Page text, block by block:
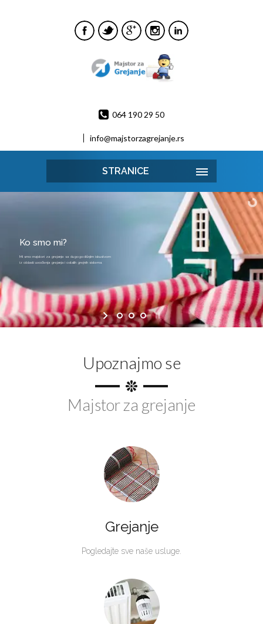
064 190 29 50
info@majstorzagrejanje.rs
STRANICE
Ko smo mi?
Mi smo majstori za grejanje sa dugogodišnjim iskustvom
iz oblasti uvođenja grejanja i ostalih grejnih sistema.
Upoznajmo se
Majstor za grejanje
Grejanje
Pogledajte sve naše usluge.